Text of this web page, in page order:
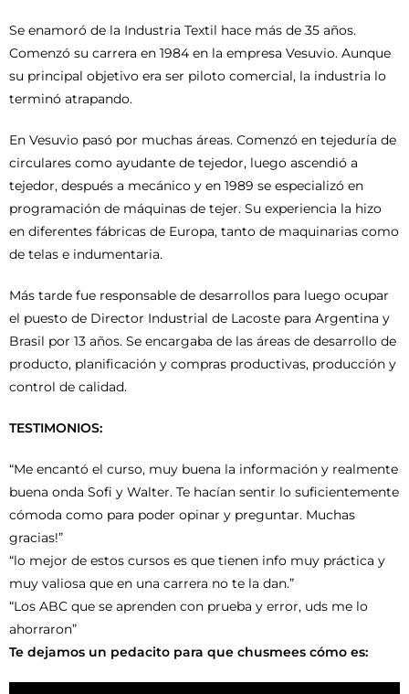
Se enamoró de la Industria Textil hace más de 35 años.
Comenzó su carrera en 1984 en la empresa Vesuvio. Aunque
su principal objetivo era ser piloto comercial, la industria lo
terminó atrapando.
En Vesuvio pasó por muchas áreas. Comenzó en tejeduría de
circulares como ayudante de tejedor, luego ascendió a
tejedor, después a mecánico y en 1989 se especializó en
programación de máquinas de tejer. Su experiencia la hizo
en diferentes fábricas de Europa, tanto de maquinarias como
de telas e indumentaria.
Más tarde fue responsable de desarrollos para luego ocupar
el puesto de Director Industrial de Lacoste para Argentina y
Brasil por 13 años. Se encargaba de las áreas de desarrollo de
producto, planificación y compras productivas, producción y
control de calidad.
TESTIMONIOS:
“Me encantó el curso, muy buena la información y realmente
buena onda Sofi y Walter. Te hacían sentir lo suficientemente
cómoda como para poder opinar y preguntar. Muchas
gracias!”
“lo mejor de estos cursos es que tienen info muy práctica y
muy valiosa que en una carrera no te la dan.”
“Los ABC que se aprenden con prueba y error, uds me lo
ahorraron”
Te dejamos un pedacito para que chusmees cómo es: